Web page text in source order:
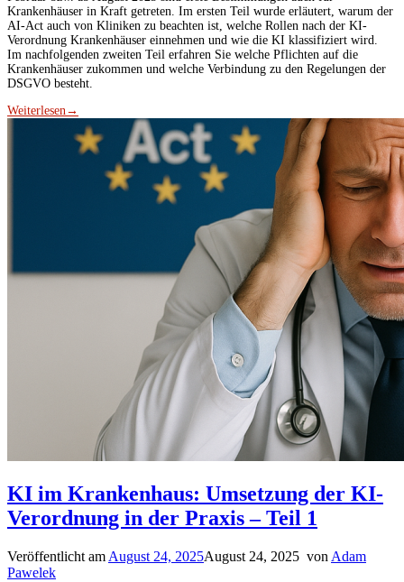
Krankenhäuser in Kraft getreten. Im ersten Teil wurde erläutert, warum der
AI-Act auch von Kliniken zu beachten ist, welche Rollen nach der KI-
Verordnung Krankenhäuser einnehmen und wie die KI klassifiziert wird.
Im nachfolgenden zweiten Teil erfahren Sie welche Pflichten auf die
Krankenhäuser zukommen und welche Verbindung zu den Regelungen der
DSGVO besteht.
Weiterlesen →
KI im Krankenhaus: Umsetzung der KI-
Verordnung in der Praxis – Teil 1
Veröffentlicht am August 24, 2025August 24, 2025 von Adam
Pawelek